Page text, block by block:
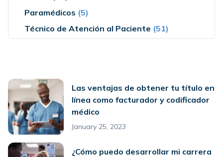
Paramédicos (5)
Técnico de Atención al Paciente (51)
Las ventajas de obtener tu título en
línea como facturador y codificador
médico
January 25, 2023
¿Cómo puedo desarrollar mi carrera